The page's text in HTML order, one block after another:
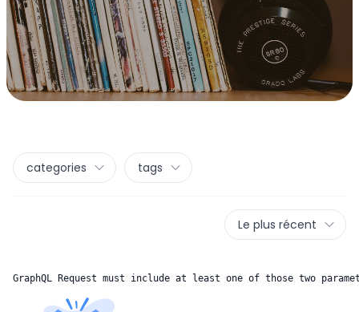
categories tags
Le plus récent
GraphQL Request must include at least one of those two